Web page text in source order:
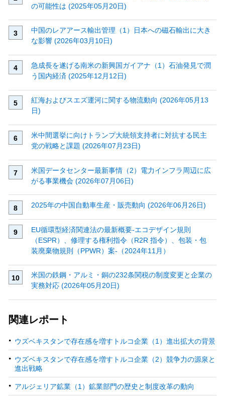
の可能性は (2025年05月20日)
中国のレアアース輸出管理（1）日本への磁石輸出に大き
な影響 (2026年03月10日)
急成長を遂げる南米の新興国ガイアナ（1）石油発見で潤
う国内経済 (2025年12月12日)
紅海およびスエズ運河に関する物流動向 (2026年05月13
日)
米中間選挙に向けトランプ大統領支持者に対抗する民主
党の戦略と課題 (2026年07月23日)
米国データセンター最新事情（2）電力インフラ周辺に広
がる事業機会 (2026年07月06日)
2025年の中国自動車生産・販売動向 (2026年06月26日)
EU循環型経済関連法の最新概要‐エコデザイン規則
（ESPR）、修理する権利指令（R2R 指令）、包装・包
装廃棄物規則（PPWR）案‐（2024年11月）
米国の鉄鋼・アルミ・銅の232条関税の制度変更と企業の
実務対応 (2026年05月20日)
関連レポート
ウズベキスタンで存在感を増すトルコ企業（1）進出拡大の背景
ウズベキスタンで存在感を増すトルコ企業（2）競争力の源泉と
進出戦略
アルジェリア鉱業（1）鉱業部門の歴史と制度改革の動向